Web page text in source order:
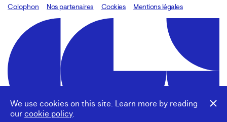
We use cookies on this site. Learn more by reading
our cookie policy.
Colophon
Design:Marcel Kaczmarek, code:8080.studio
Nos partenaires Cookies Mentions légales